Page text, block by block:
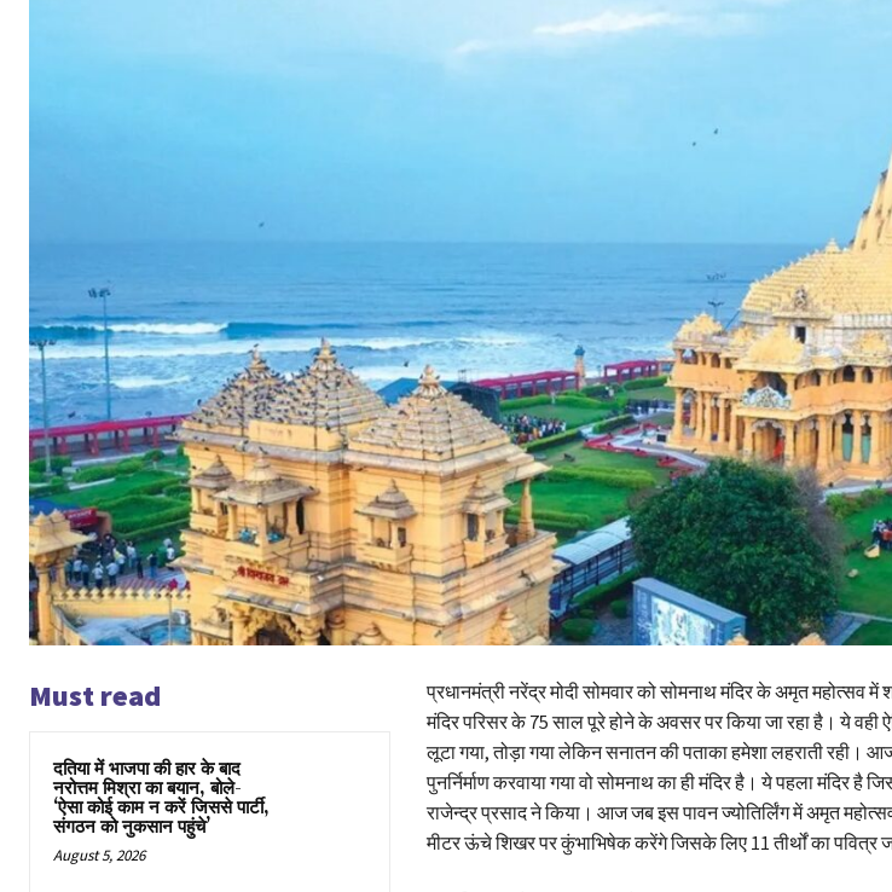
Must read
दतिया में भाजपा की हार के बाद
नरोत्तम मिश्रा का बयान, बोले-
‘ऐसा कोई काम न करें जिससे पार्टी,
संगठन को नुकसान पहुंचे’
August 5, 2026
प्रधानमंत्री नरेंद्र मोदी सोमवार को सोमनाथ मंदिर के अमृत महोत्सव
मंदिर परिसर के 75 साल पूरे होने के अवसर पर किया जा रहा है। ये वही
लूटा गया, तोड़ा गया लेकिन सनातन की पताका हमेशा लहराती रही।
पुनर्निर्माण करवाया गया वो सोमनाथ का ही मंदिर है। ये पहला मंदिर
राजेन्द्र प्रसाद ने किया। आज जब इस पावन ज्योतिर्लिंग में अमृत
मीटर ऊंचे शिखर पर कुंभाभिषेक करेंगे जिसके लिए 11 तीर्थों का पवित्र